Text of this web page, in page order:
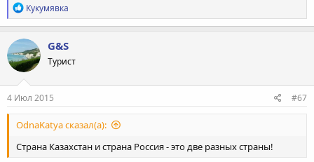
Р
е
а
к
ц
и
и
:
Кукумявка
G&S
Турист
4 Июл 2015 #67
OdnaKatya сказал(а):
Страна Казахстан и страна Россия - это две разных страны!